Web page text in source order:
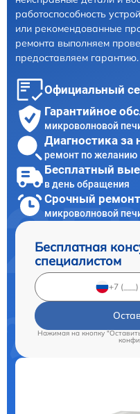
работоспособность
или рекомендованные
ремонта выполняем
предоставляем гарантию.
Официальный
Гарантийное
микроволновой
Диагностика за
ремонт по желанию
Бесплатный
в день обращения
Срочный ремонт
микроволновой
Бесплатная
специалистом
Нажимая на кнопку